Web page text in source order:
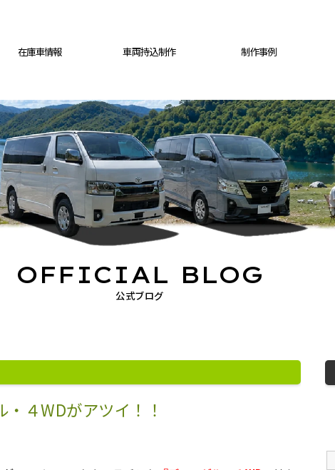
在庫車情報 車両持込制作 制作事例
公式ブログ
OFFICIAL BLOG
４WDがアツイ！！